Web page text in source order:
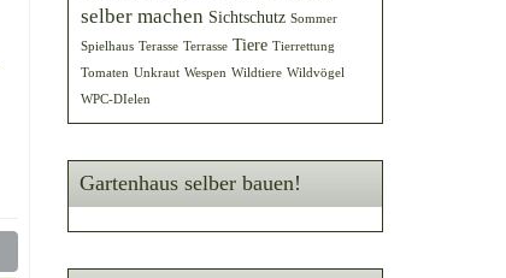
selber machen Sichtschutz Sommer
Spielhaus Terasse Terrasse Tiere Tierrettung
Tomaten Unkraut Wespen Wildtiere Wildvögel
WPC-DIelen
Gartenhaus selber bauen!